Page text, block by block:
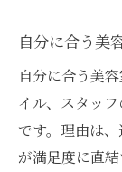
自分に合う美
自分に合う美
イル、スタッ
です。理由は
が満足度に直